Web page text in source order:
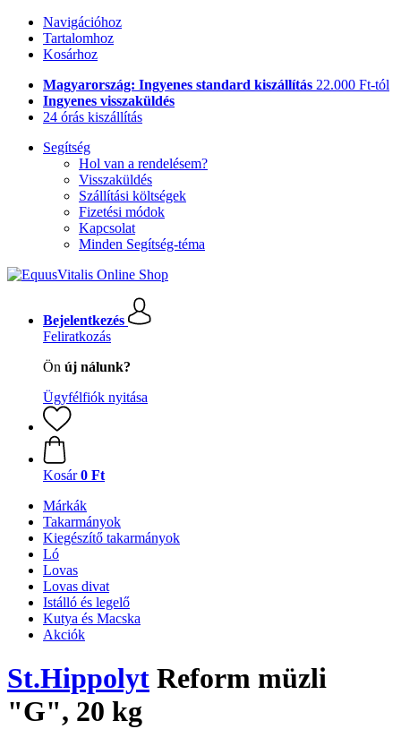
Navigációhoz
Tartalomhoz
Kosárhoz
Magyarország: Ingyenes standard kiszállítás 22.000 Ft-tól
Ingyenes visszaküldés
24 órás kiszállítás
Segítség
Hol van a rendelésem?
Visszaküldés
Szállítási költségek
Fizetési módok
Kapcsolat
Minden Segítség-téma
Bejelentkezés
Feliratkozás
Ön új nálunk?
Ügyfélfiók nyitása
Kosár 0 Ft
Márkák
Takarmányok
Kiegészítő takarmányok
Ló
Lovas
Lovas divat
Istálló és legelő
Kutya és Macska
Akciók
St.Hippolyt Reform müzli
"G", 20 kg